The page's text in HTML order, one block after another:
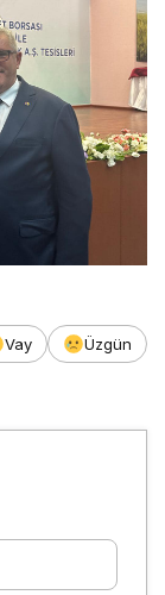
Vay
Üzgün